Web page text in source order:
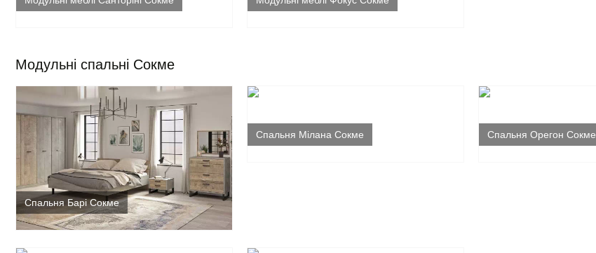
Модульні спальні Сокме
Спальня Барі Сокме
Спальня Мілана Сокме Спальня Орегон Сокме